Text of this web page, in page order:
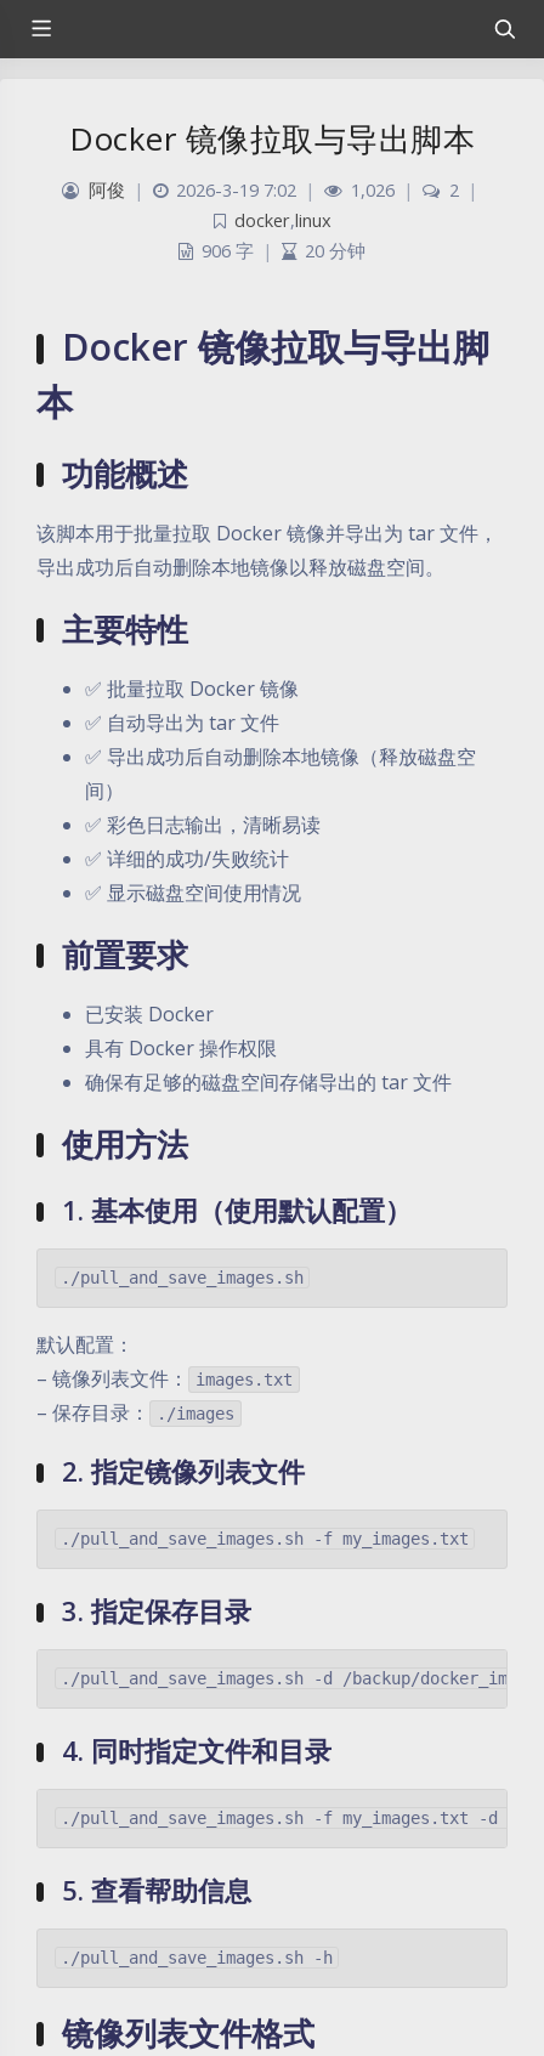
Docker 镜像拉取与导出脚本
阿俊 | 2026-3-19 7:02 | 1,026 | 2 |
docker,linux
906 字 | 20 分钟
Docker 镜像拉取与导出脚
本
功能概述
该脚本用于批量拉取 Docker 镜像并导出为 tar 文件，
导出成功后自动删除本地镜像以释放磁盘空间。
主要特性
✅ 批量拉取 Docker 镜像
✅ 自动导出为 tar 文件
✅ 导出成功后自动删除本地镜像（释放磁盘空
间）
✅ 彩色日志输出，清晰易读
✅ 详细的成功/失败统计
✅ 显示磁盘空间使用情况
前置要求
已安装 Docker
具有 Docker 操作权限
确保有足够的磁盘空间存储导出的 tar 文件
使用方法
1. 基本使用（使用默认配置）
默认配置：
– 镜像列表文件：
images.txt
– 保存目录： ./images
2. 指定镜像列表文件
3. 指定保存目录
4. 同时指定文件和目录
5. 查看帮助信息
镜像列表文件格式